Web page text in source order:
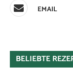
EMAIL
BELIEBTE